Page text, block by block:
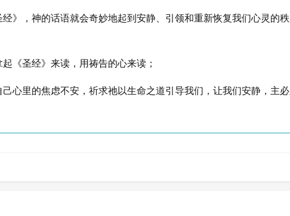
》，神的话语就会奇妙地起到安静、引领和重新恢复我们心灵的
《圣经》来读，用祷告的心来读；
心里的焦虑不安，祈求祂以生命之道引导我们，让我们安静，主